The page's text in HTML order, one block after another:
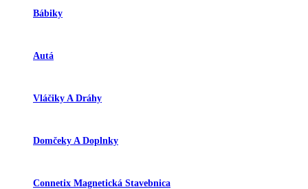
Bábiky
Autá
Vláčiky A Dráhy
Domčeky A Doplnky
Connetix Magnetická Stavebnica